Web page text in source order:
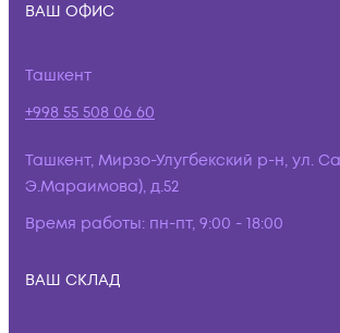
ВАШ ОФИС
Ташкент
+998 55 508 06 60
Ташкент, Мирзо-Улугбекский р-н, ул.
Э.Мараимова), д.52
Время работы: пн-пт, 9:00 - 18:00
ВАШ СКЛАД